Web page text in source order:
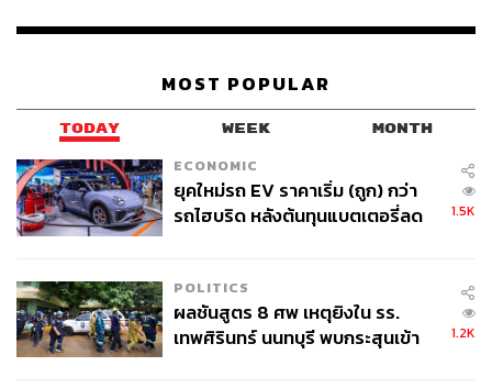
MOST POPULAR
TODAY WEEK MONTH
ECONOMIC
ยุคใหม่รถ EV ราคาเริ่ม (ถูก) กว่า
รถไฮบริด หลังต้นทุนแบตเตอรี่ลด
1.5K
POLITICS
ผลชันสูตร 8 ศพ เหตุยิงใน รร.
เทพศิรินทร์ นนทบุรี พบกระสุนเข้า
1.2K